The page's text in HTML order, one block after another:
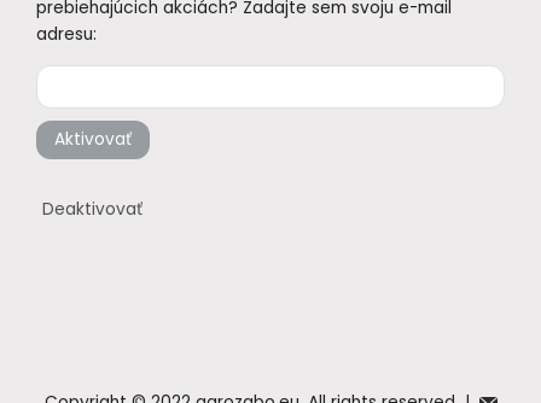
prebiehajúcich akciách? Zadajte sem svoju e-mail
adresu:
Aktivovať
Deaktivovať